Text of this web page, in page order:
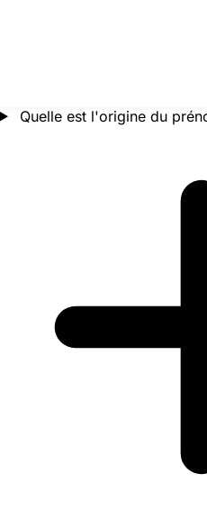
Quelle est l'origine du